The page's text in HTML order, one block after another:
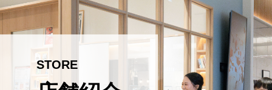
STORE